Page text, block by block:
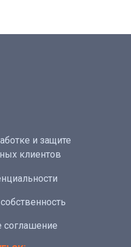
соглашение
и защите
клиентов